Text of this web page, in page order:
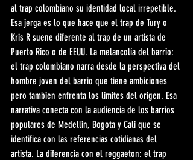
al trap colombiano su identidad local irrepetible.
Esa jerga es lo que hace que el trap de Tury o
Kris R suene diferente al trap de un artista de
Puerto Rico o de EEUU. La melancolía del barrio:
el trap colombiano narra desde la perspectiva del
hombre joven del barrio que tiene ambiciones
pero tambien enfrenta los limites del origen. Esa
narrativa conecta con la audiencia de los barrios
populares de Medellin, Bogota y Cali que se
identifica con las referencias cotidianas del
artista. La diferencia con el reggaeton: el trap